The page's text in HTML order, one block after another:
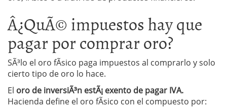
Â¿QuÃ© impuestos hay que
pagar por comprar oro?
SÃ³lo el oro fÃ­sico paga impuestos al comprarlo y solo
cierto tipo de oro lo hace.
El oro de inversiÃ³n estÃ¡ exento de pagar IVA.
Hacienda define el oro fÃ­sico con el compuesto por: